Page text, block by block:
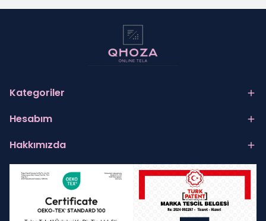
Kategoriler
Hesabım
Hakkımızda